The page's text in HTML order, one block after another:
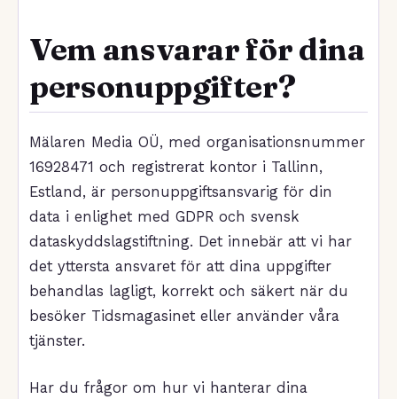
Vem ansvarar för dina
personuppgifter?
Mälaren Media OÜ, med organisationsnummer
16928471 och registrerat kontor i Tallinn,
Estland, är personuppgiftsansvarig för din
data i enlighet med GDPR och svensk
dataskyddslagstiftning. Det innebär att vi har
det yttersta ansvaret för att dina uppgifter
behandlas lagligt, korrekt och säkert när du
besöker Tidsmagasinet eller använder våra
tjänster.
Har du frågor om hur vi hanterar dina